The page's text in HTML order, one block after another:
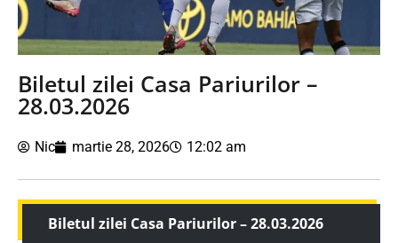
Biletul zilei Casa Pariurilor –
28.03.2026
Nic martie 28, 2026 12:02 am
Biletul zilei Casa Pariurilor – 28.03.2026